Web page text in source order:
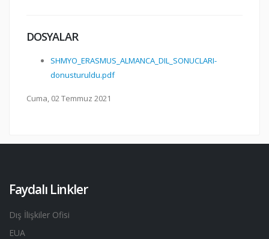
DOSYALAR
SHMYO_ERASMUS_ALMANCA_DIL_SONUCLARI-
donusturuldu.pdf
Cuma, 02 Temmuz 2021
Faydalı Linkler
Dış İlişkiler Ofisi
EUA